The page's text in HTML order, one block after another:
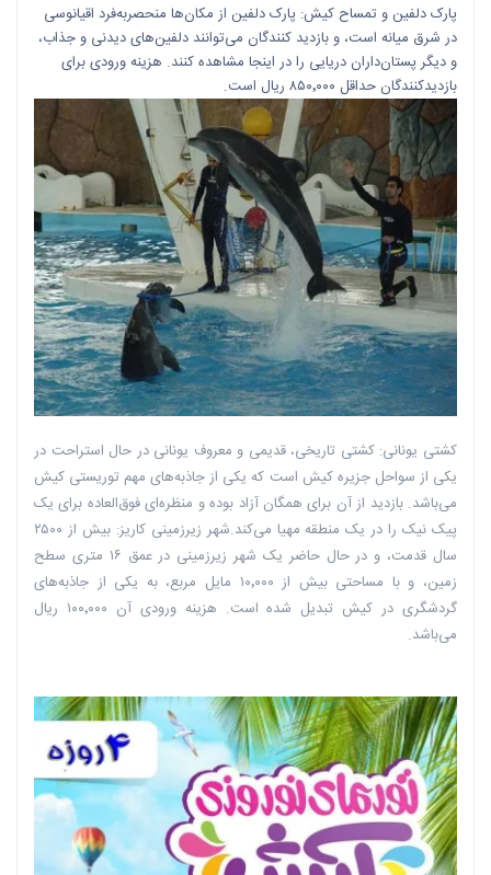
پارک دلفین و تمساح کیش: پارک دلفین از مکان‌ها منحصربه‌فرد اقیانوسی
در شرق میانه است، و بازدید کنندگان می‌توانند دلفین‌های دیدنی و جذاب،
و دیگر پستان‌داران دریایی را در اینجا مشاهده کنند. هزینه ورودی برای
بازدیدکنندگان حداقل ۸۵۰٬۰۰۰ ریال است.
کشتی یونانی: کشتی تاریخی، قدیمی و معروف یونانی در حال استراحت در
یکی از سواحل جزیره کیش است که یکی از جاذبه‌های مهم توریستی کیش
می‌باشد. بازدید از آن برای همگان آزاد بوده و منظره‌ای فوق‌العاده برای یک
پیک نیک را در یک منطقه مهیا می‌کند.شهر زیرزمینی کاریز: بیش از ۲۵۰۰
سال قدمت، و در حال حاضر یک شهر زیرزمینی در عمق ۱۶ متری سطح
زمین، و با مساحتی بیش از ۱۰٬۰۰۰ مایل مربع، به یکی از جاذبه‌های
گردشگری در کیش تبدیل شده است. هزینه ورودی آن ۱۰۰٬۰۰۰ ریال
می‌باشد.